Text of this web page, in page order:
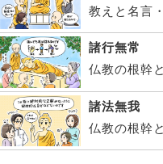
教えと名言
諸行無常
仏教の根幹
諸法無我
仏教の根幹